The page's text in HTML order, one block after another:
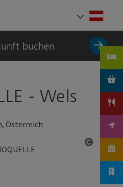
buchen
- Wels
Österreich